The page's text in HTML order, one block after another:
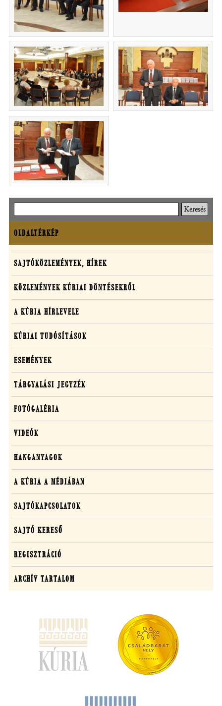
(új ablakban nyílik meg)
Oldaltérkép
OLDALTÉRKÉP
Sajtó,
közlemények,
média
SAJTÓKÖZLEMÉNYEK, HÍREK
KÖZLEMÉNYEK KÚRIAI DÖNTÉSEKRŐL
A KÚRIA HÍRLEVELE
KÚRIAI TUDÓSÍTÁSOK
ESEMÉNYEK
TÁRGYALÁSI JEGYZÉK
FOTÓGALÉRIA
VIDEÓK
HANGANYAGOK
A KÚRIA A MÉDIÁBAN
SAJTÓKAPCSOLATOK
SAJTÓ KERESŐ
REGISZTRÁCIÓ
ARCHÍV TARTALOM